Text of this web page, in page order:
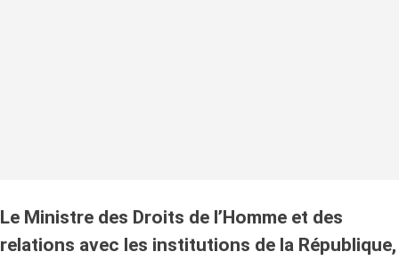
Le Ministre des Droits de l’Homme et des
relations avec les institutions de la République,